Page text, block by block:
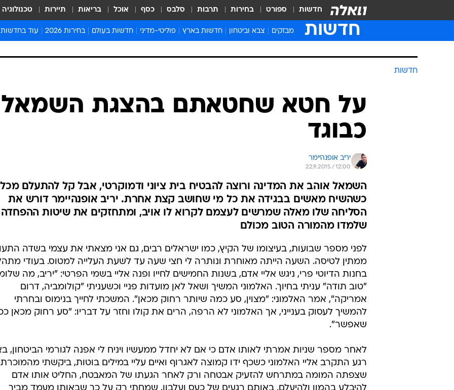
חדשות ספורט בחירות תרבות סלבס כסף אוכל בריאות תיירות טכנולוגיה
חדשות מבזקים צבא וביטחון חדשות בארץ
בריאות
פוליטי-מדיני חדשות בעולם
אפריקה
בחירות 2026 עוד בחדשות
אסור לפספס
מדע וסביבה
לוח שנה
חדשות יהדות
חדשות
על חטא שחטאתם בהצגת השמאל
כבוגד
יריב אופנהיימר
22.9.2015 / 12:00
השמאל אוהב את המדינה ורוצה להבטיח בית ציוני ודמוקרטי, אבל קל להתעלם
כשהשיח מאשים בבגידה את כל מי שחושב קצת אחרת. יריב אופנהיימר דורש את
הסליחה שלו מאלה שמרשים לעצמם לקרוא לו אויב, ומתחזקים את שיטות ההפחדה
לפני מספר שבועות, בעיצומו של הקיץ, כמו ישראלים רבים, גם אני מצאתי את עצמי בשדה
ממתין לטיסה. השעה הייתה מאוחרת ונותרה לי חצי שעה עד לשעת העלייה למטוס. בעודי
בחנות הדיוטי פרי, ניגש אליי אדם, בשנות החמישים לחייו ופנה אליי בשמי הפרטי: "יריב, מה